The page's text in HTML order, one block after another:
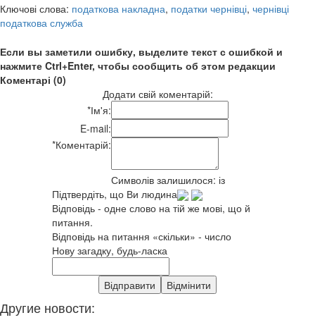
Ключові слова: податкова накладна, податки чернівці, чернівці
податкова служба
Если вы заметили ошибку, выделите текст с ошибкой и
нажмите Ctrl+Enter, чтобы сообщить об этом редакции
Коментарі (0)
Додати свій коментарій:
*Ім'я:
E-mail:
*Коментарій:
Символів залишилося: із
Підтвердіть, що Ви людина
Відповідь - одне слово на тій же мові, що й
питання.
Відповідь на питання «скільки» - число
Нову загадку, будь-ласка
Другие новости: